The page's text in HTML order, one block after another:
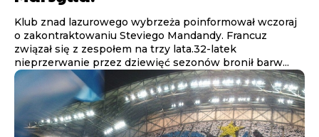
Klub znad lazurowego wybrzeża poinformował wczoraj
o zakontraktowaniu Steviego Mandandy. Francuz
związał się z zespołem na trzy lata.32-latek
nieprzerwanie przez dziewięć sezonów bronił barw...